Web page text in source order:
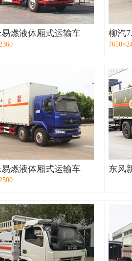
燃液体厢式运输车 柳汽
燃液体厢式运输车 东风